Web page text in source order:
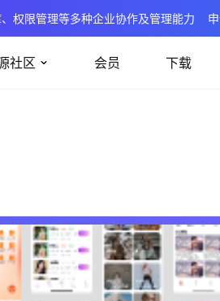
权限管理等多种企业协作及管理能力
社区 会员 下载